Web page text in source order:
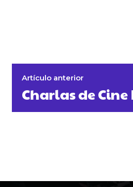
Artículo anterior
Charlas de